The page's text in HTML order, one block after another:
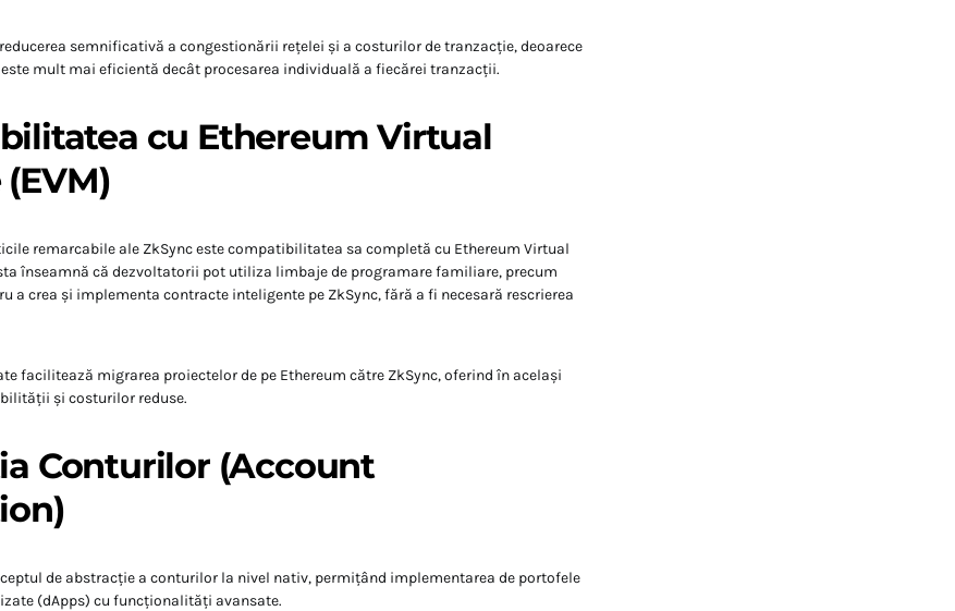
semnificativă a congestionării rețelei și a costurilor de tranzacție, deoarece
mult mai eficientă decât procesarea individuală a fiecărei tranzacții.
cu Ethereum Virtual
remarcabile ale ZkSync este compatibilitatea sa completă cu Ethereum Virtual
înseamnă că dezvoltatorii pot utiliza limbaje de programare familiare, precum
a crea și implementa contracte inteligente pe ZkSync, fără a fi necesară rescrierea
facilitează migrarea proiectelor de pe Ethereum către ZkSync, oferind în același
și costurilor reduse.
Conturilor (Account
de abstracție a conturilor la nivel nativ, permițând implementarea de portofele
(dApps) cu funcționalități avansate.